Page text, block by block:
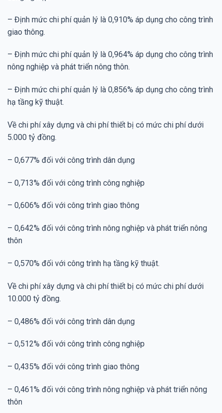
– Định mức chi phí quản lý là 0,910% áp dụng cho công trình
giao thông.
– Định mức chi phí quản lý là 0,964% áp dụng cho công trình
nông nghiệp và phát triển nông thôn.
– Định mức chi phí quản lý là 0,856% áp dụng cho công trình
hạ tầng kỹ thuật.
Về chi phí xây dựng và chi phí thiết bị có mức chi phí dưới
5.000 tỷ đồng.
– 0,677% đối với công trình dân dụng
– 0,713% đối với công trình công nghiệp
– 0,606% đối với công trình giao thông
– 0,642% đối với công trình nông nghiệp và phát triển nông
thôn
– 0,570% đối với công trình hạ tầng kỹ thuật.
Về chi phí xây dựng và chi phí thiết bị có mức chi phí dưới
10.000 tỷ đồng.
– 0,486% đối với công trình dân dụng
– 0,512% đối với công trình công nghiệp
– 0,435% đối với công trình giao thông
– 0,461% đối với công trình nông nghiệp và phát triển nông
thôn